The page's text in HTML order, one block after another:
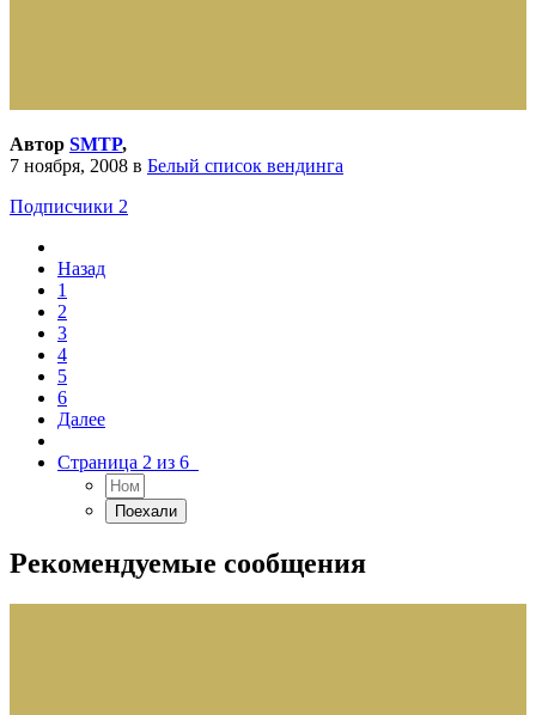
Автор SMTP,
7 ноября, 2008 в Белый список вендинга
Подписчики 2
Назад
1
2
3
4
5
6
Далее
Страница 2 из 6
Рекомендуемые сообщения